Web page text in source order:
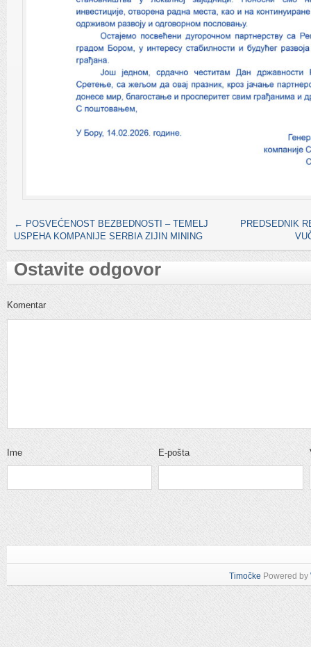
← POSVEĆENOST BEZBEDNOSTI – TEMELJ
USPEHA KOMPANIJE SERBIA ZIJIN MINING
PREDSEDNIK
Ostavite odgovor
Komentar
Ime E-pošta
Timočke Powered by